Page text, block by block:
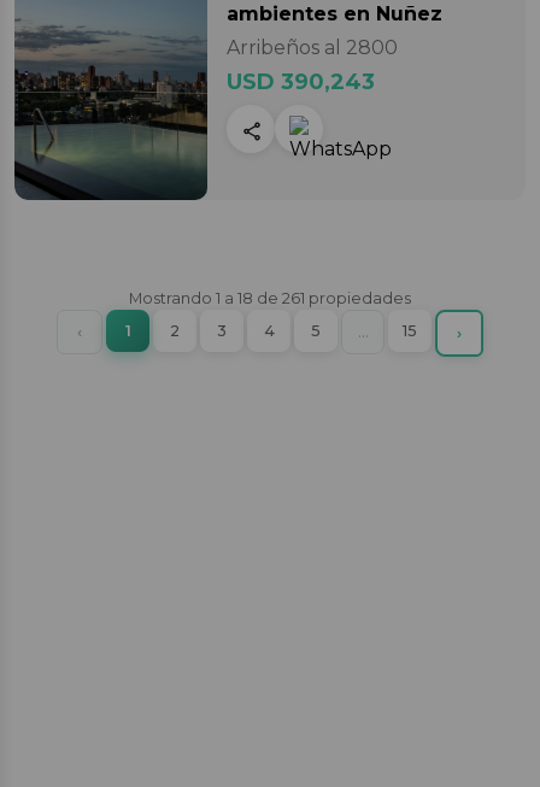
ambientes en Nuñez
Arribeños al 2800
USD 390,243
Mostrando 1 a 18 de 261 propiedades
‹ Previous
1(current)
2 3 4 5 …More15 ›Next